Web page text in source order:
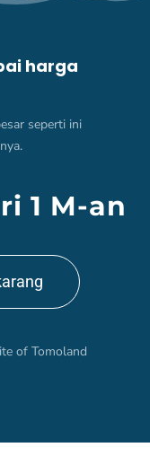
harga
seperti ini
1 M-an
of Tomoland